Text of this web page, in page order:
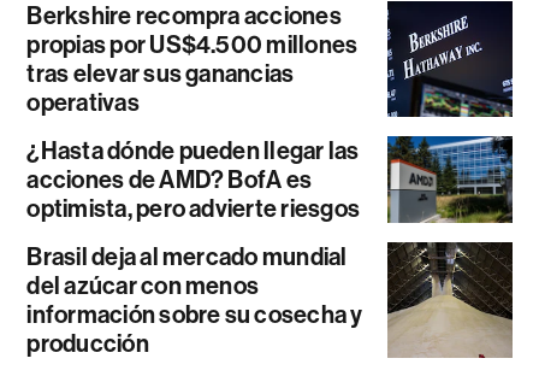
Berkshire recompra acciones
propias por US$4.500 millones
tras elevar sus ganancias
operativas
¿Hasta dónde pueden llegar las
acciones de AMD? BofA es
optimista, pero advierte riesgos
Brasil deja al mercado mundial
del azúcar con menos
información sobre su cosecha y
producción